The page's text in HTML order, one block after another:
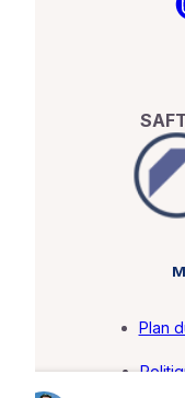
Plan